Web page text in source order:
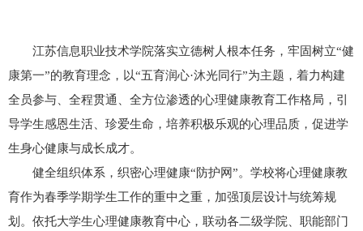
江苏信息职业技术学院落实立德树人根本任务，牢固树立“健
康第一”的教育理念，以“五育润心·沐光同行”为主题，着力构建
全员参与、全程贯通、全方位渗透的心理健康教育工作格局，引
导学生感恩生活、珍爱生命，培养积极乐观的心理品质，促进学
生身心健康与成长成才。
健全组织体系，织密心理健康“防护网”。学校将心理健康教
育作为春季学期学生工作的重中之重，加强顶层设计与统筹规
划。依托大学生心理健康教育中心，联动各二级学院、职能部门